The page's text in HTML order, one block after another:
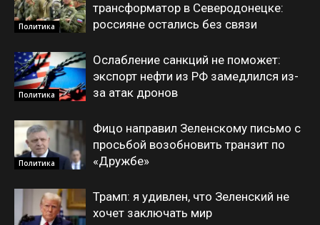
Политика
трансформатор в Северодонецке:
россияне остались без связи
Политика
Ослабление санкций не поможет:
экспорт нефти из РФ замедлился из-
за атак дронов
Политика
Фицо направил Зеленскому письмо с
просьбой возобновить транзит по
«Дружбе»
Трамп: я удивлен, что Зеленский не
хочет заключать мир